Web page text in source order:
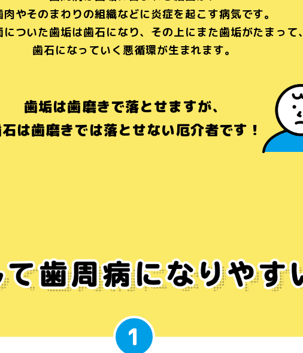
肉やそのまわりの組織などに炎症を起こす病気です。
ついた歯垢は歯石になり、 その上にまた歯垢がたまって、
歯石になっていく悪循環が生まれます。
歯垢は歯磨きで落とせますが、
は歯磨きでは落とせない厄介者です！
1